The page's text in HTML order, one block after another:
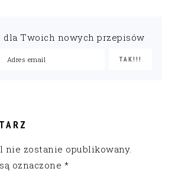
dla Twoich nowych przepisów
nie zostanie opublikowany.
oznaczone *